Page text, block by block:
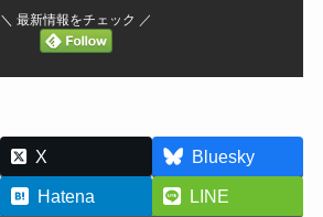
＼ 最新情報をチェック ／
X
Bluesky
Hatena
LINE